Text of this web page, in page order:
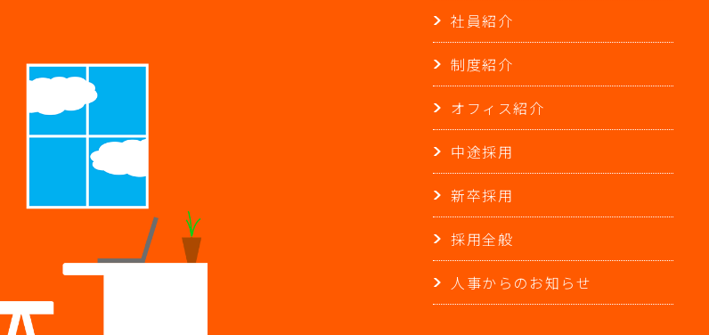
社員紹介
制度紹介
オフィス紹介
中途採用
新卒採用
採用全般
人事からのお知らせ